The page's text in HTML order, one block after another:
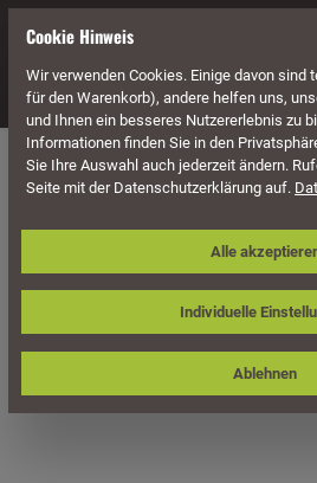
Navigation
Sonnenschutz
Sonnenschirm
cm, ohne Volant
Cookie Hinweis
Wir verwenden Cookies. Einige davon sind
für den Warenkorb), andere helfen uns,
und Ihnen ein besseres Nutzererlebnis zu
Informationen finden Sie in den
Sie Ihre Auswahl auch jederzeit ändern.
Seite mit der Datenschutzerklärung auf.
Individuelle
Ablehnen
Alle